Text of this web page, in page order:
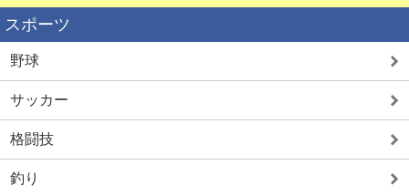
スポーツ
野球
サッカー
格闘技
釣り